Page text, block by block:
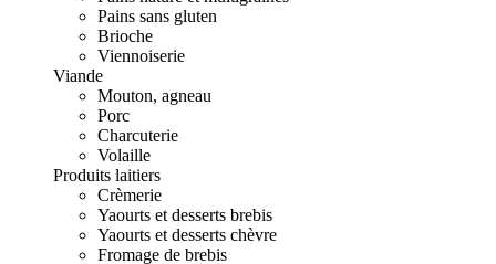
Pains sans gluten
Brioche
Viennoiserie
Viande
Mouton, agneau
Porc
Charcuterie
Volaille
Produits laitiers
Crèmerie
Yaourts et desserts brebis
Yaourts et desserts chèvre
Fromage de brebis